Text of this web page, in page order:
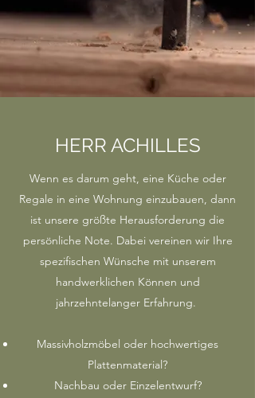
HERR ACHILLES
Wenn es darum geht, eine Küche oder
Regale in eine Wohnung einzubauen, dann
ist unsere größte Herausforderung die
persönliche Note. Dabei vereinen wir Ihre
spezifischen Wünsche mit unserem
handwerklichen Können und
jahrzehntelanger Erfahrung.
Massivholzmöbel oder hochwertiges
Plattenmaterial?
Nachbau oder Einzelentwurf?